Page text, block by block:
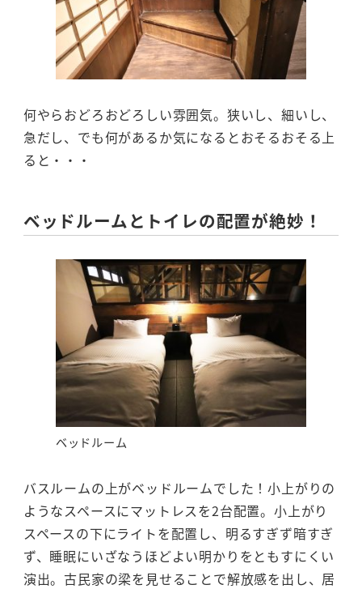
何やらおどろおどろしい雰囲気。狭いし、細いし、
急だし、でも何があるか気になるとおそるおそる上
ると・・・
ベッドルームとトイレの配置が絶妙！
ベッドルーム
バスルームの上がベッドルームでした！小上がりの
ようなスペースにマットレスを2台配置。小上がり
スペースの下にライトを配置し、明るすぎず暗すぎ
ず、睡眠にいざなうほどよい明かりをともすにくい
演出。古民家の梁を見せることで解放感を出し、居